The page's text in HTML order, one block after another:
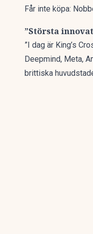
Får inte köpa:
”Största
”I dag är King’s
Deepmind, Meta,
brittiska